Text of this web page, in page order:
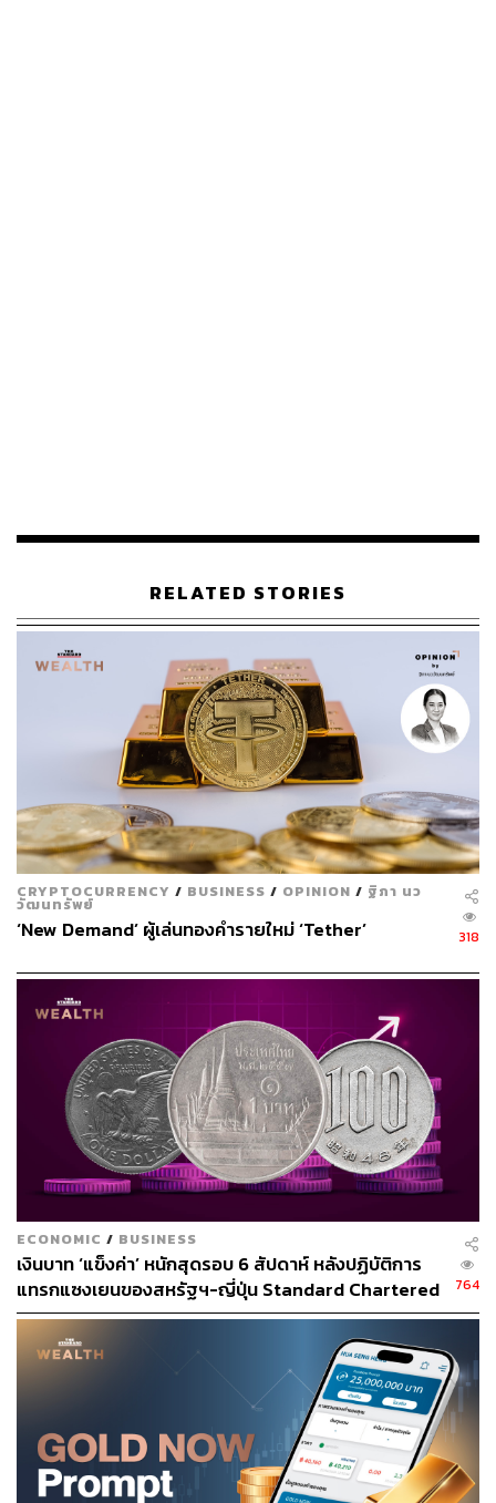
หากดำเนินการจริง ไทยจะเหมือนการถอยหลังเข้าคลอง
อาจทำให้เกิดธุรกิจสีเทาเกิดขึ้นด้วย
ซื้อขายทองคำจะอยู่ใต้โต๊ะ และทางสมาคมทองคำเห็น
ปัญหานี้ โดยพบว่า มีการลักลอบนำทองคำเข้ามา และการ
ซื้อขายไม่ได้มีการรีพอร์ตด้วย ดังนั้น สิ่งที่สมาคมค้าทองคำ
ดำเนินการคือ การยกเว้นภาษี และทำงานร่วมกับสรรพากร
สำนักงานป้องกันและปราบปรามการฟอกเงิน (สำนักงาน
ปปง.) ในช่วงที่ผ่านมา และรณรงค์ให้ผู้ประกอบการทำ
รายงานยอดซื้อขายขึ้นมาให้อยู่บนโต๊ะ เพื่อให้การทำงานมี
ความโปร่งใส ดังนั้นหากมีการเก็บภาษีตรงนี้ขึ้นมา จะทำให้
มูลค่าตลาดลดลงไป และจากที่เป็นฮับใหญ่ของทองคำจะ
เป็นการทุบตลาดพังด้วย” ฐิภา กล่าว
ทองคำเช่นเดียวกัน โดย ธปท. ระบุว่า กำลังหารือกันอยู่
เพราะว่าบาทแข็งค่าจึงพยายามหาวิธีว่าจะทำอย่างไรไม่ให้
บาทแข็งค่า แต่เชื่อว่าการเก็บภาษีทองนั้น จะทำให้วอลุ่มหาย
ไป และคงจะไม่ใช่ธุรกิจบนโต๊ะแต่จะกลายเป็นสีเทาขึ้นมา
จากที่ทุกคนโชว์บนโต๊ะและเชื่อว่ามาตรการนี้ไม่ใช่การ
แก้ไขปัญหาการแข็งค่าของเงินบาทด้วย
อย่างไรก็ตาม กระแสการลดบทบาทของดอลลาร์สหรัฐฯ ใน
ระบบเศรษฐกิจการเงินโลก (De-Dollarization) มาอย่าง
แน่นอน และบาทอย่างไรก็ต้องแข็ง และเราไม่ได้แข็งคนเดียว
ในภูมิภาคก็แข็งค่าด้วย มันเป็นเทรนด์ที่เลี่ยงไม่ได้ ไม่ได้เป็น
เพราะทองคำ”
ฐิภากล่าวอีกว่า วันนี้ ธปท. อยากให้ผู้ประกอบการซื้อขาย
ทองเป็นการเทรดทองคำออนไลน์โดยใช้บัญชี e-FCD หรือ
เป็นดอลลาร์ให้มากขึ้น ซึ่งทางผู้ประกอบการระบุว่า หากจะ
ให้ดำเนินการดังกล่าวนั้นอยากให้หารือกับธนาคารพาณิชย์
ด้วย เนื่องจากปัจจุบันมีการเรียกเก็บค่าคอมมิชชันในระดับสูง
ซึ่งไม่ใช่มาตรฐานของโลก ซึ่งของเมืองไทยนั้นคิดเป็น
เปอร์เซ็นต์
RELATED STORIES
CRYPTOCURRENCY / BUSINESS / OPINION / ฐิภา นว
วัฒนทรัพย์
‘New Demand’ ผู้เล่นทองคำรายใหม่ ‘Tether’ 318
ECONOMIC / BUSINESS
เงินบาท ‘แข็งค่า’ หนักสุดรอบ 6 สัปดาห์ หลังปฏิบัติการ
แทรกแซงเยนของสหรัฐฯ-ญี่ปุ่น Standard Chartered
เปิดเป้าสิ้นปีนี้จ่อแข็งต่อแตะ 32.50 บาทต่อดอลลาร์
764